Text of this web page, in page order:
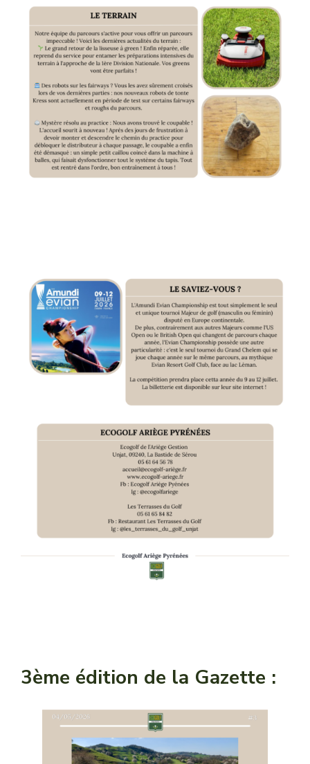
3ème édition de la Gazette :